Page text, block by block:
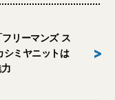
フリーマンズ ス
シミヤニットは
>